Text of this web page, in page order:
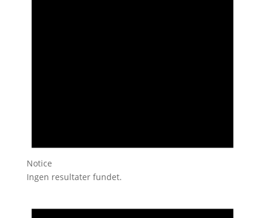
Notice
Ingen resultater fundet.